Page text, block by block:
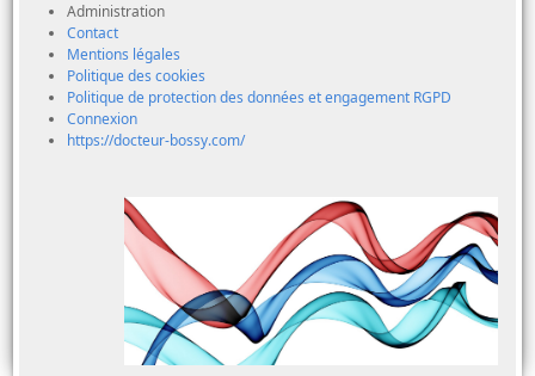
Administration
Contact
Mentions légales
Politique des cookies
Politique de protection des données et engagement RGPD
Connexion
https://docteur-bossy.com/